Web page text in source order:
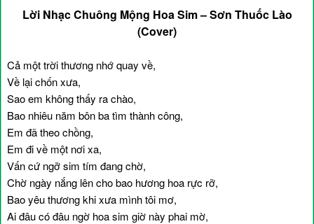
Lời Nhạc Chuông Mộng Hoa Sim – Sơn Thuốc Lào
(Cover)
Cả một trời thương nhớ quay về,
Về lại chốn xưa,
Sao em không thấy ra chào,
Bao nhiêu năm bôn ba tìm thành công,
Em đã theo chồng,
Em đi về một nơi xa,
Vấn cứ ngỡ sim tím đang chờ,
Chờ ngày nắng lên cho bao hương hoa rực rỡ,
Bao yêu thương khi xưa mình tôi mơ,
Ai đâu có đâu ngờ hoa sim giờ này phai mờ,